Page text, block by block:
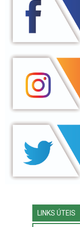
LINKS ÚTEIS